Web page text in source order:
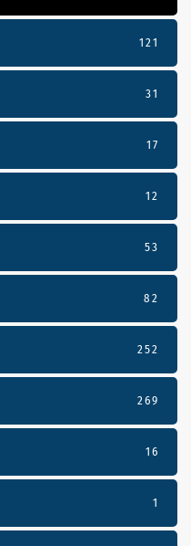
121
31
17
12
53
82
252
269
16
1